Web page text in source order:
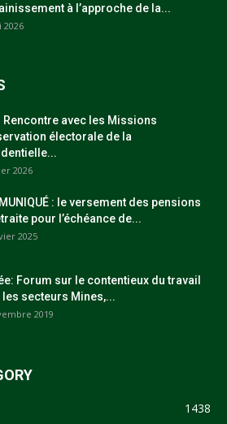
à l’approche de la...
2026
: Rencontre avec les Missions
électorale de la
2026
: le versement des pensions
pour l’échéance de...
2025
Forum sur le contentieux du travail
les secteurs Mines,...
2019
1438